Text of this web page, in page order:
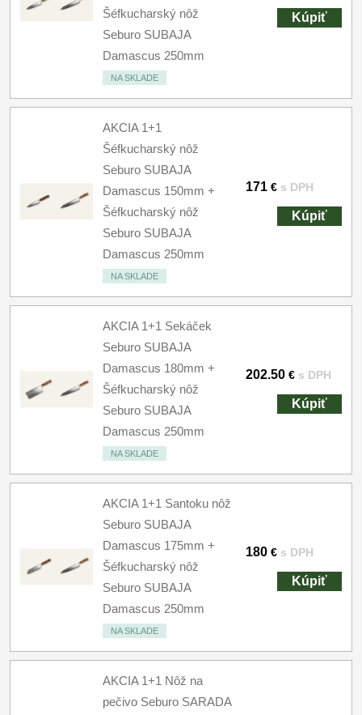
Šéfkucharský nôž
Seburo SUBAJA
Damascus 250mm
NA SKLADE
Kúpiť
AKCIA 1+1
Šéfkucharský nôž
Seburo SUBAJA
Damascus 150mm +
Šéfkucharský nôž
Seburo SUBAJA
Damascus 250mm
NA SKLADE
171 € s DPH
Kúpiť
AKCIA 1+1 Sekáček
Seburo SUBAJA
Damascus 180mm +
Šéfkucharský nôž
Seburo SUBAJA
Damascus 250mm
NA SKLADE
202.50 € s DPH
Kúpiť
AKCIA 1+1 Santoku nôž
Seburo SUBAJA
Damascus 175mm +
Šéfkucharský nôž
Seburo SUBAJA
Damascus 250mm
NA SKLADE
180 € s DPH
Kúpiť
AKCIA 1+1 Nôž na
pečivo Seburo SARADA